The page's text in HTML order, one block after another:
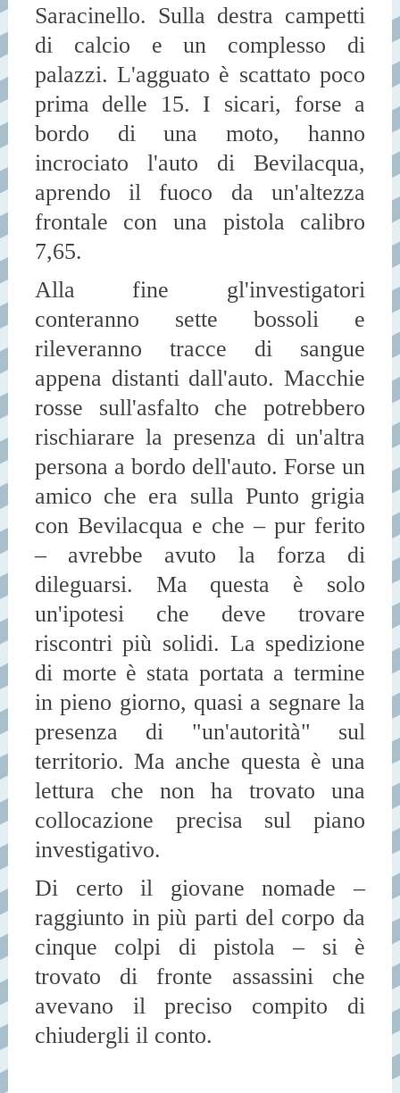
Saracinello. Sulla destra campetti
di calcio e un complesso di
palazzi. L'agguato è scattato poco
prima delle 15. I sicari, forse a
bordo di una moto, hanno
incrociato l'auto di Bevilacqua,
aprendo il fuoco da un'altezza
frontale con una pistola calibro
7,65.
Alla fine gl'investigatori
conteranno sette bossoli e
rileveranno tracce di sangue
appena distanti dall'auto. Macchie
rosse sull'asfalto che potrebbero
rischiarare la presenza di un'altra
persona a bordo dell'auto. Forse un
amico che era sulla Punto grigia
con Bevilacqua e che – pur ferito
– avrebbe avuto la forza di
dileguarsi. Ma questa è solo
un'ipotesi che deve trovare
riscontri più solidi. La spedizione
di morte è stata portata a termine
in pieno giorno, quasi a segnare la
presenza di "un'autorità" sul
territorio. Ma anche questa è una
lettura che non ha trovato una
collocazione precisa sul piano
investigativo.
Di certo il giovane nomade –
raggiunto in più parti del corpo da
cinque colpi di pistola – si è
trovato di fronte assassini che
avevano il preciso compito di
chiudergli il conto.